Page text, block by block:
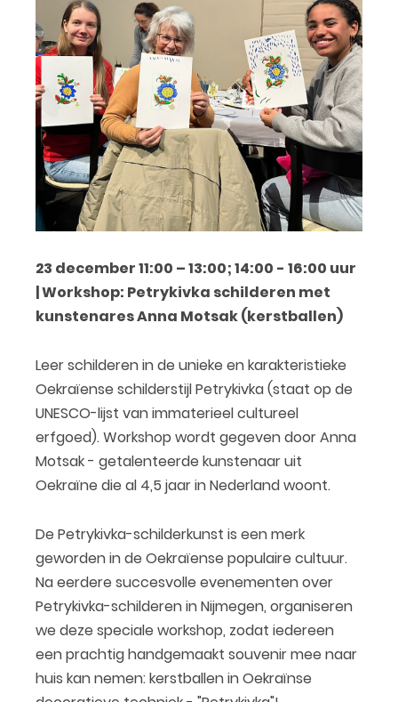
23 december 11:00 – 13:00; 14:00 - 16:00 uur
| Workshop: Petrykivka schilderen met
kunstenares Anna Motsak (kerstballen)
Leer schilderen in de unieke en karakteristieke
Oekraïense schilderstijl Petrykivka (staat op de
UNESCO-lijst van immaterieel cultureel
erfgoed). Workshop wordt gegeven door Anna
Motsak - getalenteerde kunstenaar uit
Oekraïne die al 4,5 jaar in Nederland woont.
De Petrykivka-schilderkunst is een merk
geworden in de Oekraïense populaire cultuur.
Na eerdere succesvolle evenementen over
Petrykivka-schilderen in Nijmegen, organiseren
we deze speciale workshop, zodat iedereen
een prachtig handgemaakt souvenir mee naar
huis kan nemen: kerstballen in Oekraïnse